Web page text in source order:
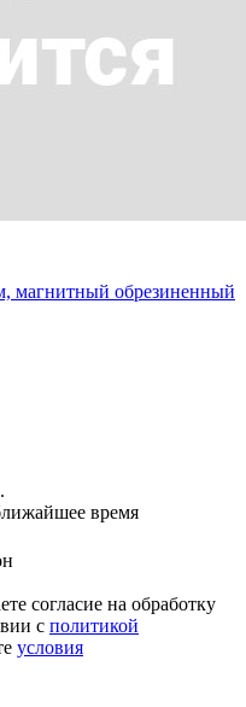
магнитный обрезиненный
время
согласие на обработку
с политикой
условия